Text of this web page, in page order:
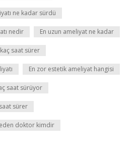
ne kadar sürdü
nedir En uzun ameliyat ne kadar
saat sürer
En zor estetik ameliyat hangisi
saat sürüyor
sürer
doktor kimdir